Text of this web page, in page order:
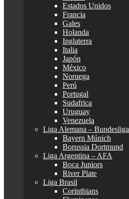
Estados Unidos
Francia
Gales
Holanda
Inglaterra
Italia
Japón
México
Noruega
Perú
Portugal
Sudafrica
Uruguay
Venezuela
Liga Alemana – Bundesliga
Bayern Múnich
Borussia Dortmund
Liga Argentina – AFA
Boca Juniors
River Plate
Liga Brasil
Corinthians